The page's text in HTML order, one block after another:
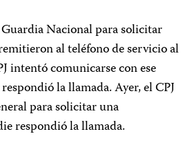
Nacional para solicitar
al teléfono de servicio al
intentó comunicarse con ese
la llamada. Ayer, el CPJ
para solicitar una
respondió la llamada.